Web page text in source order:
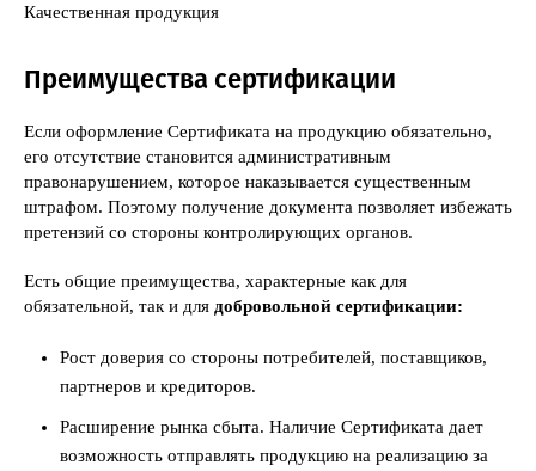
Качественная продукция
Преимущества сертификации
Если оформление Сертификата на продукцию обязательно,
его отсутствие становится административным
правонарушением, которое наказывается существенным
штрафом. Поэтому получение документа позволяет избежать
претензий со стороны контролирующих органов.
Есть общие преимущества, характерные как для
обязательной, так и для добровольной сертификации:
Рост доверия со стороны потребителей, поставщиков,
партнеров и кредиторов.
Расширение рынка сбыта. Наличие Сертификата дает
возможность отправлять продукцию на реализацию за